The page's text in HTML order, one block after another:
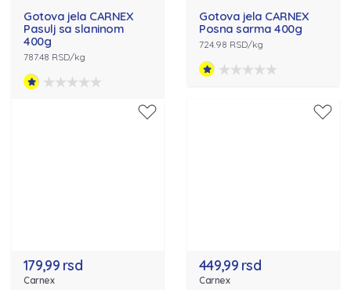
Gotova jela CARNEX
Pasulj sa slaninom
400g
787.48 RSD/kg
Gotova jela CARNEX
Posna sarma 400g
724.98 RSD/kg
179,99 rsd
Carnex
449,99 rsd
Carnex